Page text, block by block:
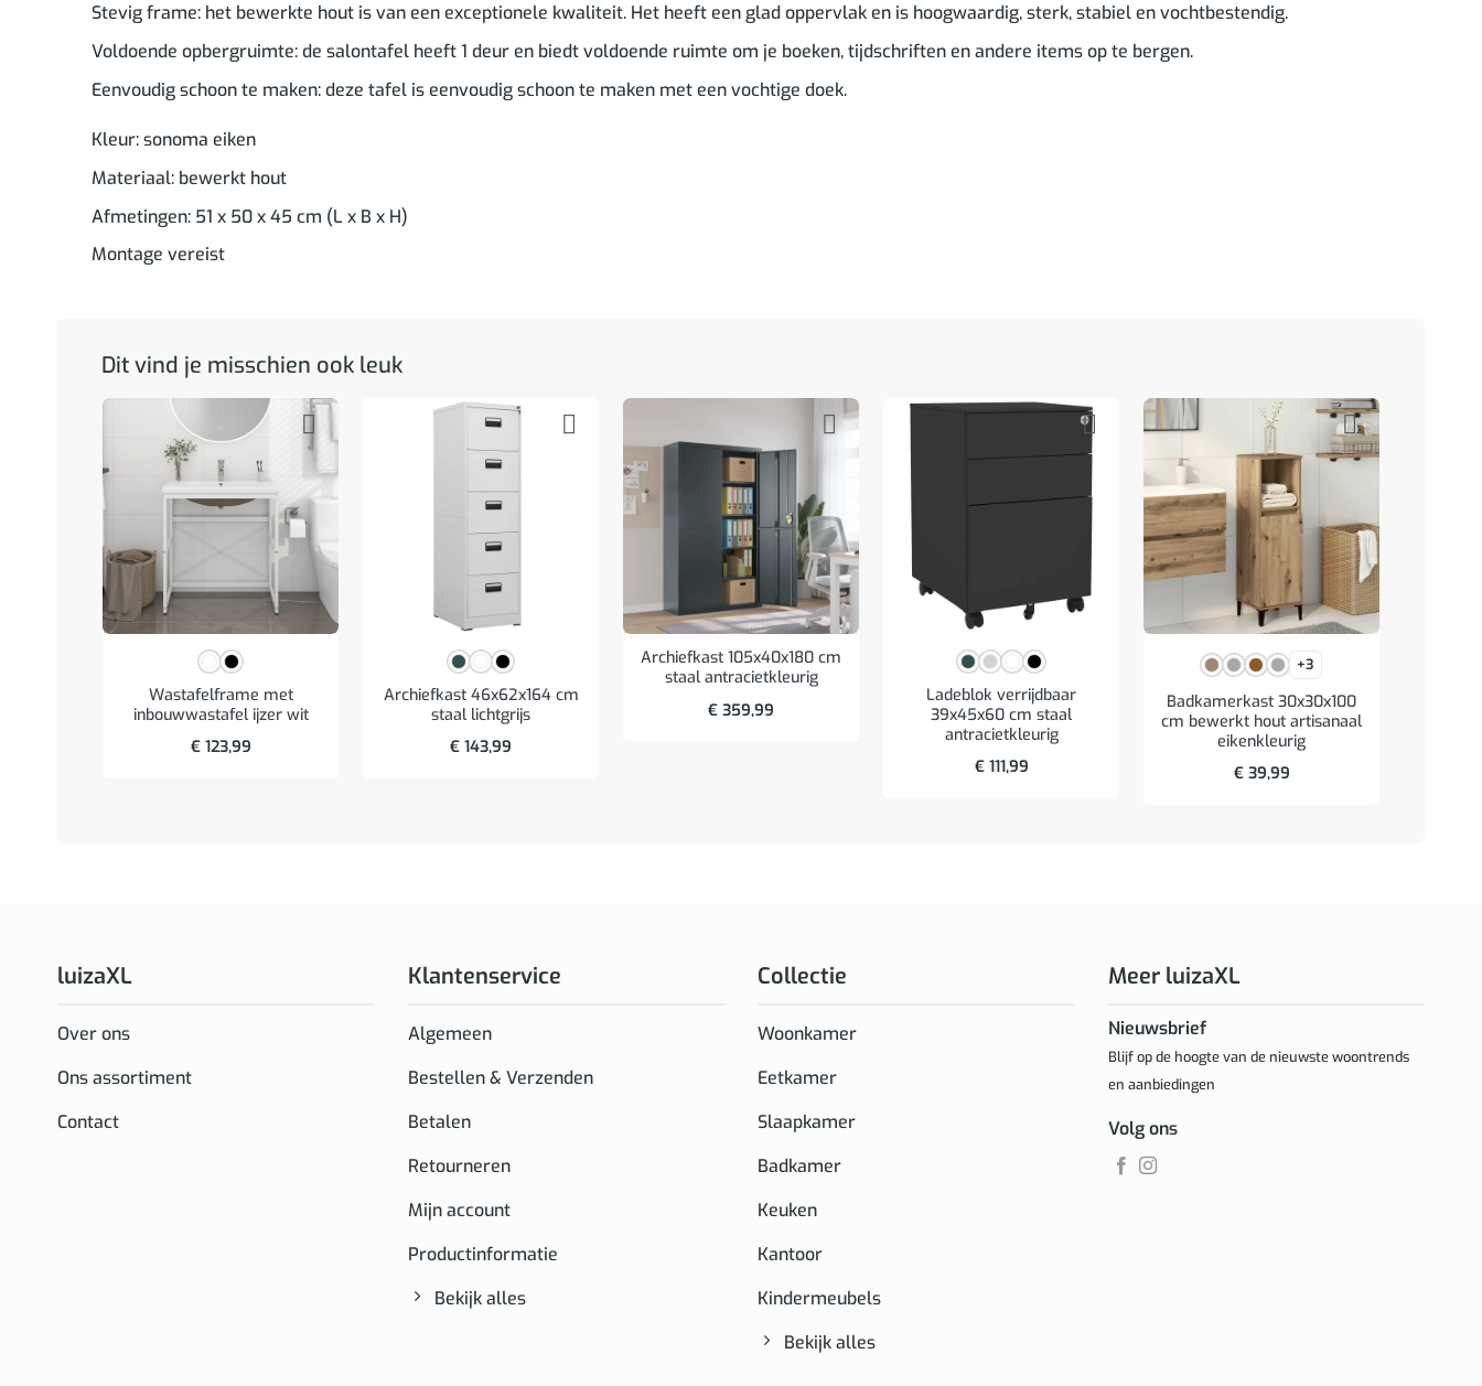
Stevig frame: het bewerkte hout is van een exceptionele kwaliteit. Het heeft een glad oppervlak en is hoogwaardig, sterk, stabiel en vochtbestendig.
Voldoende opbergruimte: de salontafel heeft 1 deur en biedt voldoende ruimte om je boeken, tijdschriften en andere items op te bergen.
Eenvoudig schoon te maken: deze tafel is eenvoudig schoon te maken met een vochtige doek.
Kleur: sonoma eiken
Materiaal: bewerkt hout
Afmetingen: 51 x 50 x 45 cm (L x B x H)
Montage vereist
Dit vind je misschien ook leuk
Wastafelframe met
inbouwwastafel ijzer wit
€123,99
Archiefkast 46x62x164 cm
staal lichtgrijs
€ 143,99
Archiefkast 105x40x180 cm
staal antracietkleurig
€ 359,99
Ladeblok verrijdbaar
39x45x60 cm staal
antracietkleurig
€111,99
+3
Badkamerkast 30x30x100
cm bewerkt hout artisanaal
eikenkleurig
€39,99
luizaXL
Over ons
Ons assortiment
Contact
Klantenservice
Algemeen
Bestellen & Verzenden
Betalen
Retourneren
Mijn account
Productinformatie
Bekijk alles
Collectie
Woonkamer
Eetkamer
Slaapkamer
Badkamer
Keuken
Kantoor
Kindermeubels
Bekijk alles
Meer luizaXL
Nieuwsbrief
Blijf op de hoogte van de nieuwste woontrends
en aanbiedingen
Volg ons